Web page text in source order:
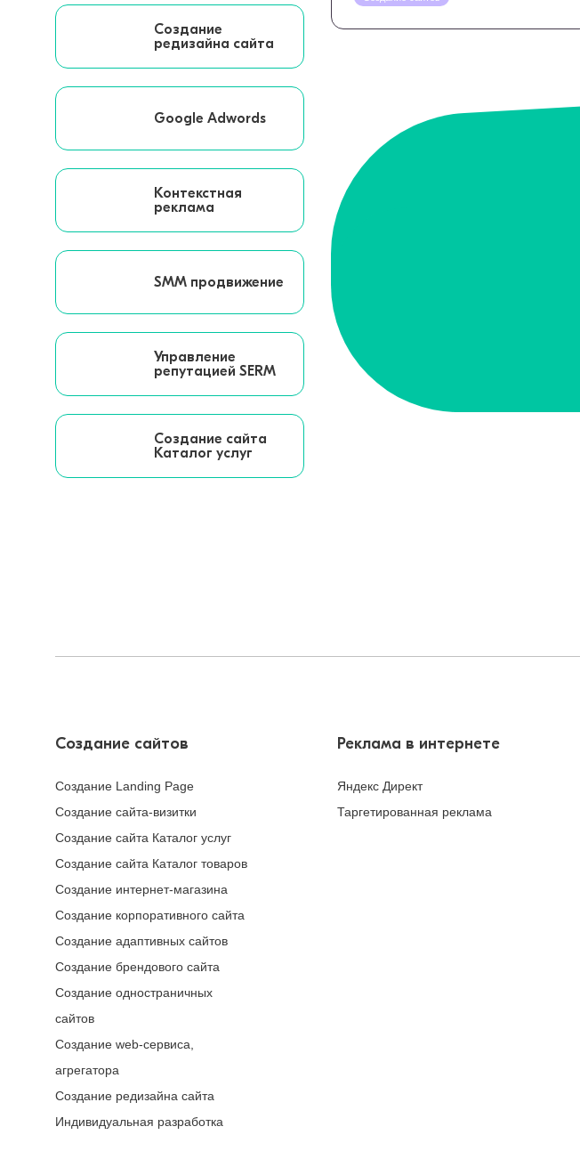
Создание
редизайна сайта
Google Adwords
Контекстная
реклама
SMM продвижение
Управление
репутацией SERM
Создание сайта
Каталог услуг
Создание сайтов
Создание Landing Page
Создание сайта-визитки
Создание сайта Каталог услуг
Создание сайта Каталог товаров
Создание интернет-магазина
Создание корпоративного сайта
Создание адаптивных сайтов
Создание брендового сайта
Создание одностраничных
сайтов
Создание web-сервиса,
агрегатора
Создание редизайна сайта
Индивидуальная разработка
Реклама в интернете
Яндекс Директ
Таргетированная реклама